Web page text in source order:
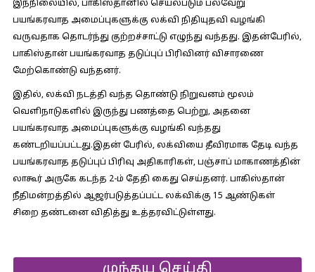
இந்நிலையில், பாகிஸ்தானில் செயல்படும் பல்வேறு
பயங்கரவாத அமைப்புகளுக்கு லக்வி நிதியுதவி வழங்கி
வருவதாக தொடர்ந்து குற்றச்சாட்டு எழுந்து வந்தது. இதன்பேரில்,
பாகிஸ்தான் பயங்கரவாத தடுப்புப் பிரிவினர் விசாரணை
மேற்கொண்டு வந்தனர்.
இதில், லக்வி நடத்தி வந்த தொண்டு நிறுவனம் மூலம்
வெளிநாடுகளில் இருந்து பணத்தை பெற்று, அதனை
பயங்கரவாத அமைப்புகளுக்கு வழங்கி வந்தது
கண்டறியப்பட்டது.இதன் பேரில், லக்வியை தீவிரமாக தேடி வந்த
பயங்கரவாத தடுப்புப் பிரிவு அதிகாரிகள், பஞ்சாப் மாகாணத்தின்
லாகூர் அருகே கடந்த 2-ம் தேதி கைது செய்தனர். பாகிஸ்தான்
நீதிமன்றத்தில் ஆஜர்படுத்தப்பட்ட லக்விக்கு 15 ஆண்டுகள்
சிறை தண்டனை விதித்து உத்தரவிட்டுள்ளது.